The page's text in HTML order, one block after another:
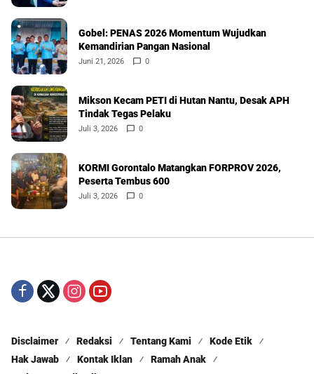
Gobel: PENAS 2026 Momentum Wujudkan
Kemandirian Pangan Nasional
Juni 21, 2026 0
Mikson Kecam PETI di Hutan Nantu, Desak APH
Tindak Tegas Pelaku
Juli 3, 2026 0
KORMI Gorontalo Matangkan FORPROV 2026,
Peserta Tembus 600
Juli 3, 2026 0
Disclaimer Redaksi Tentang Kami
Kode Etik
Hak Jawab
Kontak Iklan
Ramah Anak